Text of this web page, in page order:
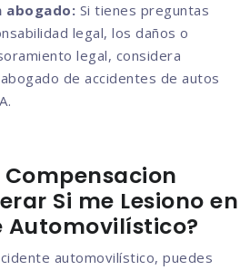
abogado: Si tienes preguntas
legal, los daños o
legal, considera
de accidentes de autos
Compensacion
Si me Lesiono en
Automovilístico?
automovilístico, puedes